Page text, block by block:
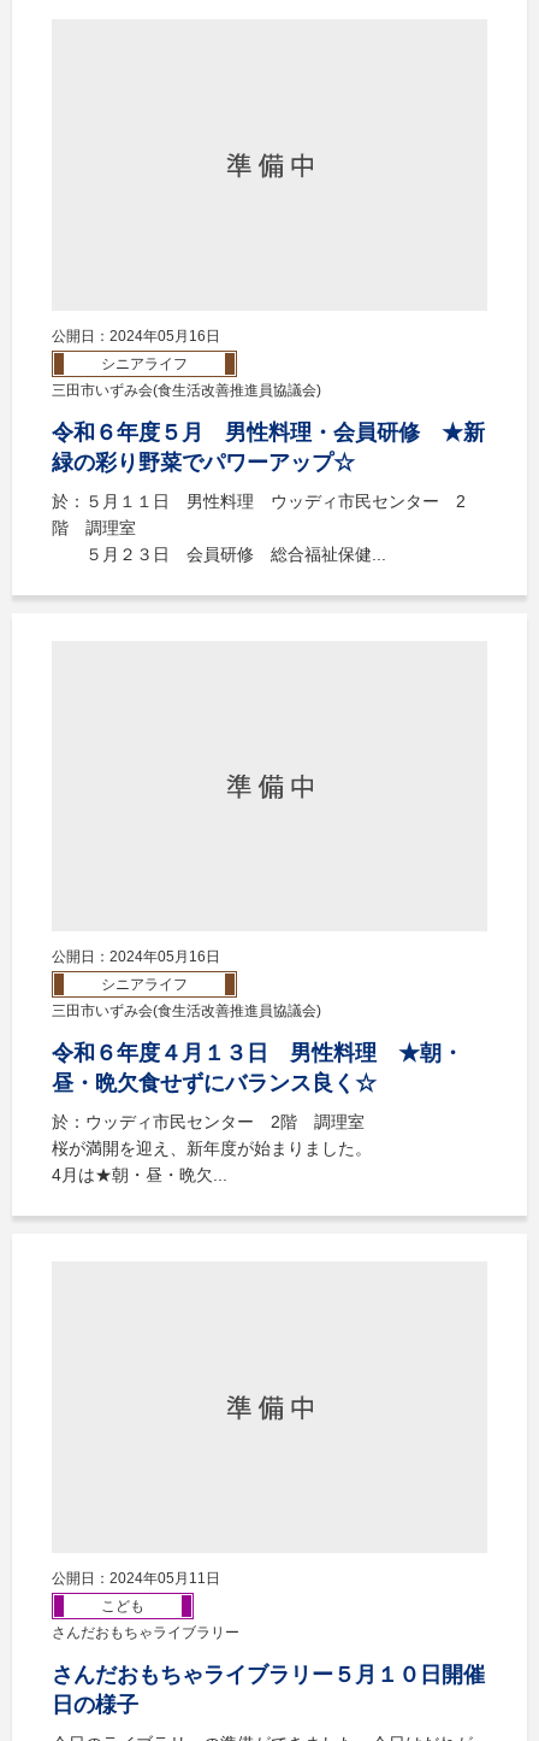
公開日：2024年05月16日
シニアライフ
三田市いずみ会(食生活改善推進員協議会)
令和６年度５月 男性料理・会員研修 ★新
緑の彩り野菜でパワーアップ☆
於：５月１１日 男性料理 ウッディ市民センター 2
階 調理室
５月２３日 会員研修 総合福祉保健...
公開日：2024年05月16日
シニアライフ
三田市いずみ会(食生活改善推進員協議会)
令和６年度４月１３日 男性料理 ★朝・
昼・晩欠食せずにバランス良く☆
於：ウッディ市民センター 2階 調理室
桜が満開を迎え、新年度が始まりました。
4月は★朝・昼・晩欠...
公開日：2024年05月11日
こども
さんだおもちゃライブラリー
さんだおもちゃライブラリー５月１０日開催
日の様子